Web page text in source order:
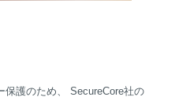
保護のため、 SecureCore社の